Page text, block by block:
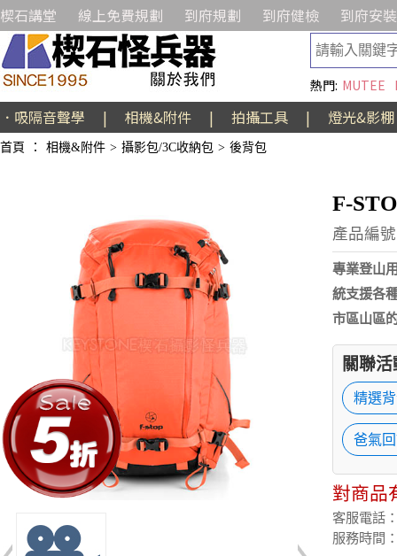
楔石講堂 線上免費規劃 到府規劃 到府健檢 到府安裝
熱門: MUTEE
．吸隔音聲學 | 相機&附件 | 拍攝工具 | 燈光&影棚
首頁 ： 相機&附件 > 攝影包/3C收納包 > 後背包
F-
產品編
專業登山
統支援各
市區山區
關聯
精選
爸氣
對商品
客服電話
服務時間